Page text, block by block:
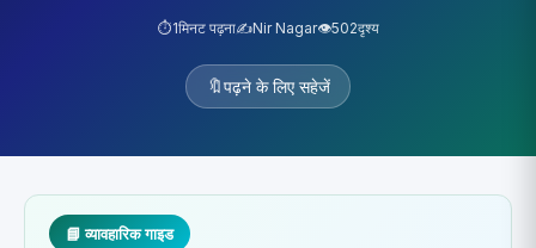
⏱️1मिनट पढ़ना✍️Nir Nagar👁️502दृश्य
🔖पढ़ने के लिए सहेजें
📘 व्यावहारिक गाइड